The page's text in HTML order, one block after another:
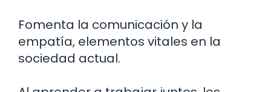
Fomenta la comunicación y la
empatía, elementos vitales en la
sociedad actual.